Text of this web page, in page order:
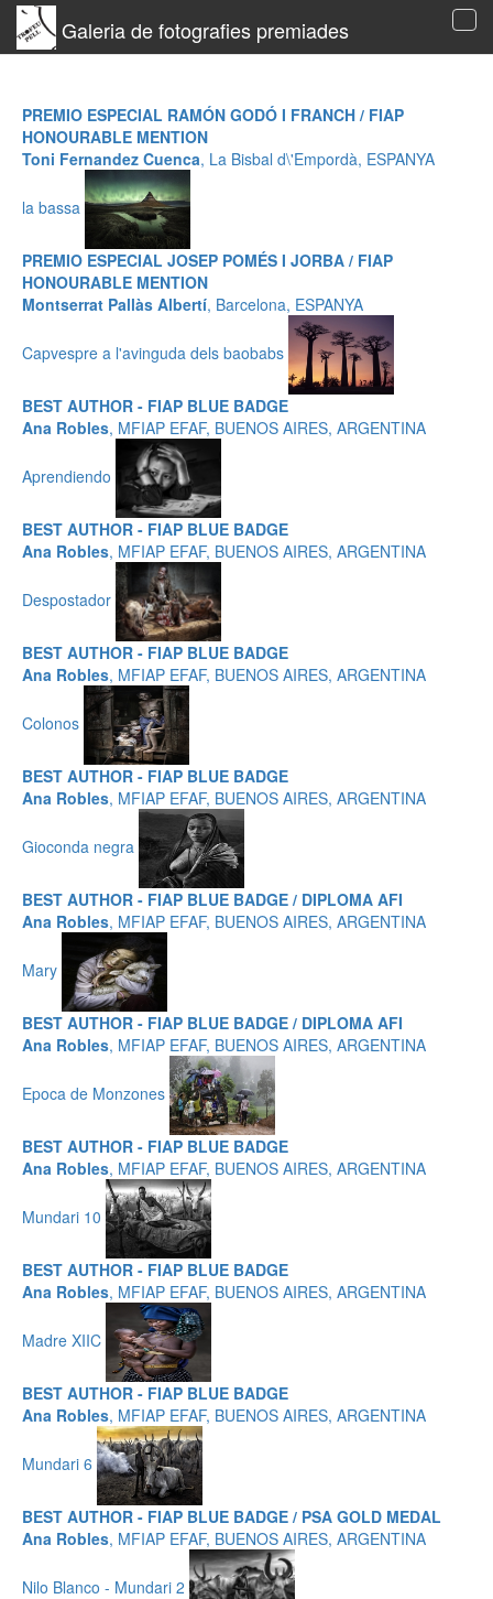
Galeria de fotografies premiades
PREMIO ESPECIAL RAMÓN GODÓ I FRANCH / FIAP
HONOURABLE MENTION
Toni Fernandez Cuenca, La Bisbal d\'Empordà, ESPANYA
la bassa
PREMIO ESPECIAL JOSEP POMÉS I JORBA / FIAP
HONOURABLE MENTION
Montserrat Pallàs Albertí, Barcelona, ESPANYA
Capvespre a l'avinguda dels baobabs
BEST AUTHOR - FIAP BLUE BADGE
Ana Robles, MFIAP EFAF, BUENOS AIRES, ARGENTINA
Aprendiendo
BEST AUTHOR - FIAP BLUE BADGE
Ana Robles, MFIAP EFAF, BUENOS AIRES, ARGENTINA
Despostador
BEST AUTHOR - FIAP BLUE BADGE
Ana Robles, MFIAP EFAF, BUENOS AIRES, ARGENTINA
Colonos
BEST AUTHOR - FIAP BLUE BADGE
Ana Robles, MFIAP EFAF, BUENOS AIRES, ARGENTINA
Gioconda negra
BEST AUTHOR - FIAP BLUE BADGE / DIPLOMA AFI
Ana Robles, MFIAP EFAF, BUENOS AIRES, ARGENTINA
Mary
BEST AUTHOR - FIAP BLUE BADGE / DIPLOMA AFI
Ana Robles, MFIAP EFAF, BUENOS AIRES, ARGENTINA
Epoca de Monzones
BEST AUTHOR - FIAP BLUE BADGE
Ana Robles, MFIAP EFAF, BUENOS AIRES, ARGENTINA
Mundari 10
BEST AUTHOR - FIAP BLUE BADGE
Ana Robles, MFIAP EFAF, BUENOS AIRES, ARGENTINA
Madre XIIC
BEST AUTHOR - FIAP BLUE BADGE
Ana Robles, MFIAP EFAF, BUENOS AIRES, ARGENTINA
Mundari 6
BEST AUTHOR - FIAP BLUE BADGE / PSA GOLD MEDAL
Ana Robles, MFIAP EFAF, BUENOS AIRES, ARGENTINA
Nilo Blanco - Mundari 2